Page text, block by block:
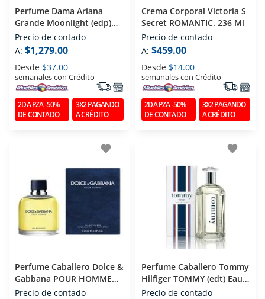
Perfume Dama Ariana
Grande Moonlight (edp)
Eau De Parfum 100 Ml
Precio de contado
A: $1,279.00
Desde $37.00
semanales con Crédito
2DA PZA -50%
DE CONTADO
3X2 PAGANDO
A CRÉDITO
Crema Corporal Victoria S
Secret ROMANTIC. 236 Ml
Precio de contado
A: $459.00
Desde $14.00
semanales con Crédito
2DA PZA -50%
DE CONTADO
3X2 PAGANDO
A CRÉDITO
favorite
Perfume Caballero Dolce &
Gabbana POUR HOMME
(edt) Eau De Toilette 125
Precio de contado
favorite
Perfume Caballero Tommy
Hilfiger TOMMY (edt) Eau
De Toilette 100 Ml
Precio de contado